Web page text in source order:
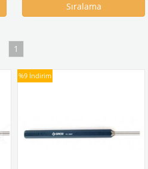
Sıralama
1
%9 İndirim